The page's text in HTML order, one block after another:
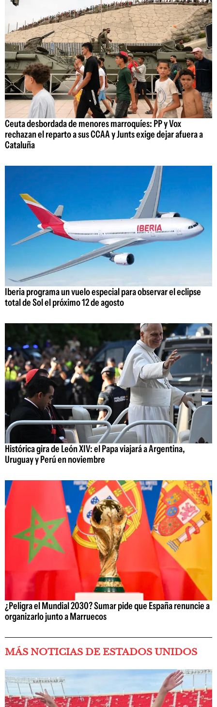
Ceuta desbordada de menores marroquíes: PP y Vox
rechazan el reparto a sus CCAA y Junts exige dejar afuera a
Cataluña
Iberia programa un vuelo especial para observar el eclipse
total de Sol el próximo 12 de agosto
Histórica gira de León XIV: el Papa viajará a Argentina,
Uruguay y Perú en noviembre
¿Peligra el Mundial 2030? Sumar pide que España renuncie a
organizarlo junto a Marruecos
MÁS NOTICIAS DE ESTADOS UNIDOS